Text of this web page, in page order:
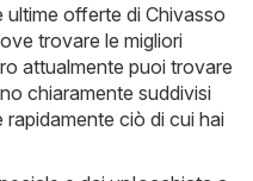
ultime offerte di Chivasso
trovare le migliori
attualmente puoi trovare
chiaramente suddivisi
ciò di cui hai